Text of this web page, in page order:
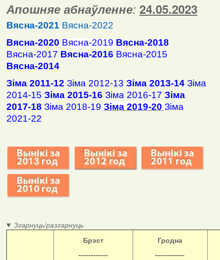
Апошняе абнаўленне: 24.05.2023
Вясна-2021 Вясна-2022
Вясна-2020 Вясна-2019 Вясна-2018
Вясна-2017 Вясна-2016 Вясна-2015
Вясна-2014
Зіма 2011-12 Зіма 2012-13 Зіма 2013-14 Зіма
2014-15 Зіма 2015-16 Зіма 2016-17 Зіма
2017-18 Зіма 2018-19 Зіма 2019-20 Зіма
2021-22
Згарнуць/разгарнуць
Брэст
------------
Гродна
------------